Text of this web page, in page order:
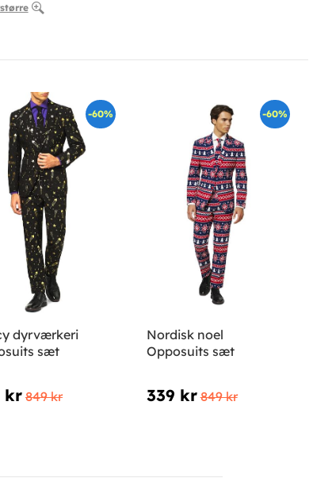
-60%
dyrværkeri
sæt
kr 849 kr
-60%
Nordisk noel
Opposuits sæt
339 kr 849 kr